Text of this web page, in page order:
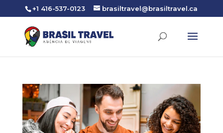
+1 416-537-0123 brasiltravel@brasiltravel.ca